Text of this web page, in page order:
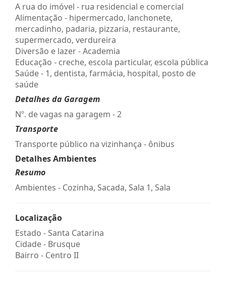
A rua do imóvel - rua residencial e comercial
Alimentação - hipermercado, lanchonete,
mercadinho, padaria, pizzaria, restaurante,
supermercado, verdureira
Diversão e lazer - Academia
Educação - creche, escola particular, escola pública
Saúde - 1, dentista, farmácia, hospital, posto de
saúde
Detalhes da Garagem
Nº. de vagas na garagem - 2
Transporte
Transporte público na vizinhança - ônibus
Detalhes Ambientes
Resumo
Ambientes - Cozinha, Sacada, Sala 1, Sala
Localização
Estado -Santa Catarina
Cidade - Brusque
Bairro - Centro II